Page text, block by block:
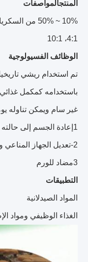
المنتجالمواصفات
10% ~ 50% من السكريات
4:1، 10:1
الوظائف الفسيولوجية
تم استخدام ريشي
باستخدامه كمكمل
غير سام ويمكن تناوله
1إعادة الجسم إلى حالته الطبيعية، تمكين جميع الأعضاء من العمل بشكل طبيعي.
2-تعديل الجهاز المناعي وتخفيض ضغط الدم
3مضاد للورم
التطبيقات
المواد الصيدلانية
الغذاء الوظيفي ومواد